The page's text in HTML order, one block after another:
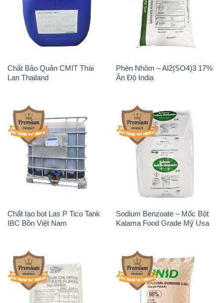
Chất Bảo Quản CMIT Thái
Lan Thailand
Phèn Nhôm – Al2(SO4)3 17%
Ấn Độ India
Chất tạo bọt Las P Tico Tank
IBC Bồn Việt Nam
Sodium Benzoate – Mốc Bột
Kalama Food Grade Mỹ Usa